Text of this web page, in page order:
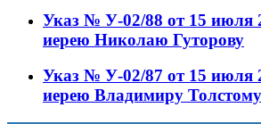
Указ № У-02/88 от 15 июля
иерею Николаю Гуторову
Указ № У-02/87 от 15 июля
иерею Владимиру Толстому